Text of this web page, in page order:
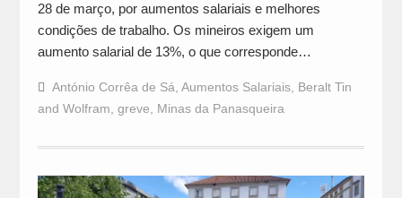
28 de março, por aumentos salariais e melhores
condições de trabalho. Os mineiros exigem um
aumento salarial de 13%, o que corresponde…
António Corrêa de Sá, Aumentos Salariais, Beralt Tin
and Wolfram, greve, Minas da Panasqueira